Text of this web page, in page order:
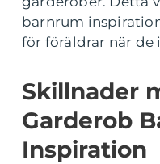
barnrum
för föräldrar när de
Skillnader
Garderob
Inspiration